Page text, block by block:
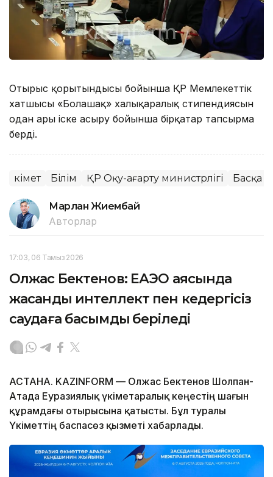
Отырыс қорытындысы бойынша ҚР Мемлекеттік
хатшысы «Болашақ» халықаралық стипендиясын
одан ары іске асыру бойынша бірқатар тапсырма
берді.
Үкімет Білім ҚР Оқу-ағарту министрлігі Басқа
Марлан Жиембай
Авторлар
17:03, 06 Тамыз 2026
Олжас Бектенов: ЕАЭО аясында
жасанды интеллект пен кедергісіз
саудаға басымдық беріледі
АСТАНА. KAZINFORM — Олжас Бектенов Шолпан-
Атада Еуразиялық үкіметаралық кеңестің шағын
құрамдағы отырысына қатысты. Бұл туралы
Үкіметтің баспасөз қызметі хабарлады.